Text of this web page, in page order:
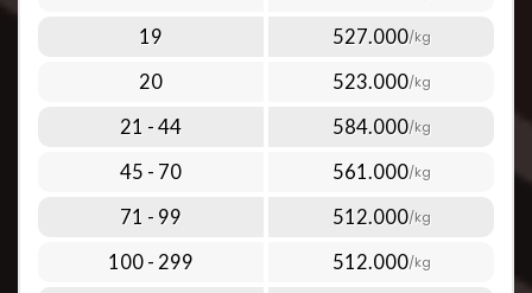
Di bawah 1 kg: mulai dari Rp 1.760.000,-
Di atas 100 kg: mulai dari Rp 512.000,- per kg
Lihat harga lengkap terbaru melalui tabel
tarif pengiriman yang ada di halaman
Perlu diingat bahwa biaya kirim paket ke
berat, dimensi, jenis barang, dan layanan
tambahan yang dipilih. Semakin banyak
barang yang Anda kirim sekaligus, semakin
ekonomis tarif per kilogramnya. Inilah yang
19 527.000/kg
20 523.000/kg
21 - 44 584.000/kg
45 - 70 561.000/kg
71 - 99 512.000/kg
100 - 299 512.000/kg